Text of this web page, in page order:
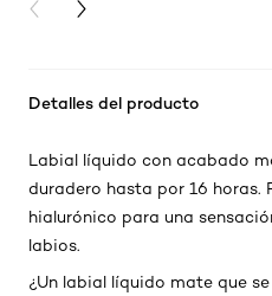
PREVIOUS CARD
NEXT CARD
Detalles del producto
Labial líquido con acabado
duradero hasta por 16 horas.
hialurónico para una
labios.
¿Un labial líquido mate que